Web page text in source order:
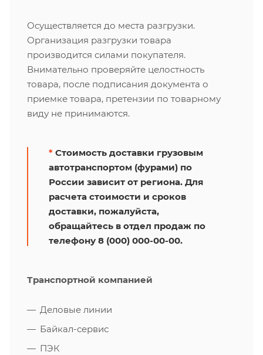
Осуществляется до места разгрузки.
Организация разгрузки товара
производится силами покупателя.
Внимательно проверяйте целостность
товара, после подписания документа о
приемке товара, претензии по товарному
виду не принимаются.
* Стоимость доставки грузовым
автотранспортом (фурами) по
России зависит от региона. Для
расчета стоимости и сроков
доставки, пожалуйста,
обращайтесь в отдел продаж по
телефону 8 (000) 000-00-00.
Транспортной компанией
Деловые линии
Байкал-сервис
ПЭК